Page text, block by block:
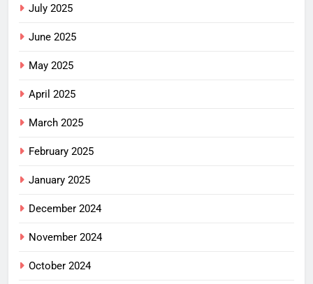
July 2025
June 2025
May 2025
April 2025
March 2025
February 2025
January 2025
December 2024
November 2024
October 2024